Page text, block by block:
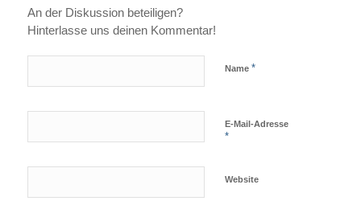
An der Diskussion beteiligen?
Hinterlasse uns deinen Kommentar!
Name *
E-Mail-Adresse
*
Website